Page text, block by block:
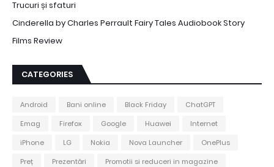
Trucuri și sfaturi
Cinderella by Charles Perrault Fairy Tales Audiobook Story
Films Review
CATEGORIES
Android Bani online Black Friday
ChatGPT
Emag
Firefox Google Huawei
Internet
iPhone
LG Nokia Nova Launcher
OnePlus
Preț
Prezentări
Promotii si reduceri in magazine